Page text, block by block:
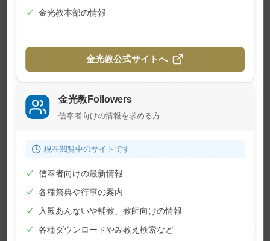
物事が思うように進まない時、その原因は他な
直に見詰め、一つずつ積み上げていく姿勢に、動
かぬものでも動かす力が生まれるのです。
「おかげとは、まだ見ぬ手元にないものを求め
ること。素直でないと、おかげは頂けません」。
し、欲しがることばかり上手になって、神様にご
苦労掛けている自分かもしれないと、日菜ちゃん
の頑張りから気付かされた午後でした。
（金光新聞「心に届く信心真話」2014年5月4日号
✓ 金光教本部の情報
金光教公式サイトへ
金光教Followers
信奉者向けの情報を求める方
現在閲覧中のサイトです
✓ 信奉者向けの最新情報
✓ 各種祭典や行事の案内
✓ 入殿あんないや輔教、教師向けの情報
✓ 各種ダウンロードやみ教え検索など